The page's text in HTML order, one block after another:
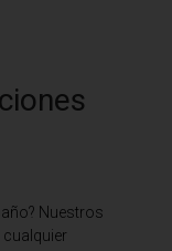
Nuestros